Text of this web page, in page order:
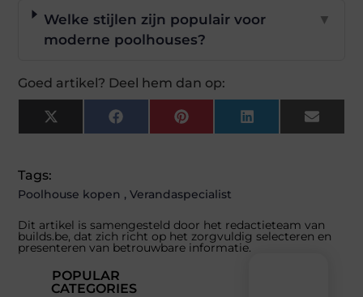
Welke stijlen zijn populair voor
moderne poolhouses?
▼
Goed artikel? Deel hem dan op:
X
(Twitter)
FacebookPinterestLinkedInEmail
Tags:
Poolhouse kopen ,Verandaspecialist
Dit artikel is samengesteld door het redactieteam van
builds.be, dat zich richt op het zorgvuldig selecteren en
presenteren van betrouwbare informatie.
POPULAR
CATEGORIES